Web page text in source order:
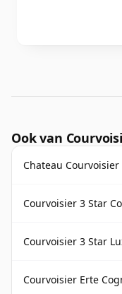
Ook van
Chateau
Courvoisier 3 Star
Courvoisier 3 Star
Courvoisier Erte